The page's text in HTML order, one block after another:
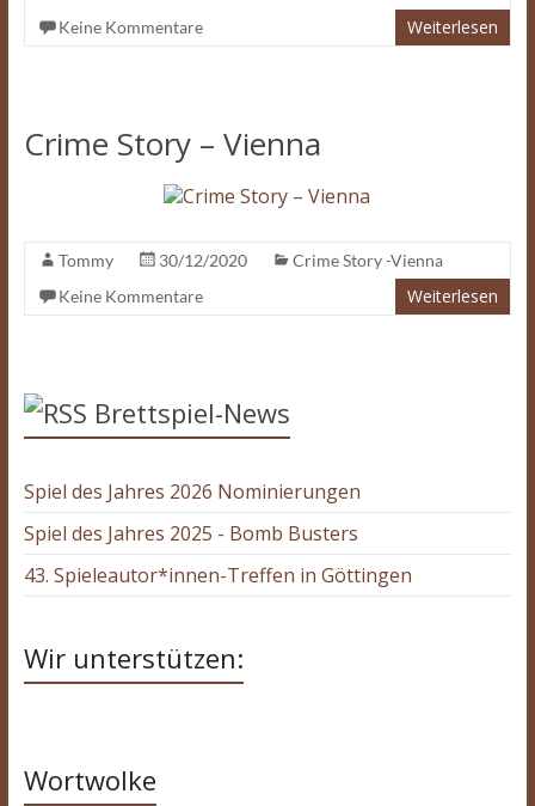
Keine Kommentare
Weiterlesen
Crime Story – Vienna
Tommy 30/12/2020
Crime Story -Vienna
Keine Kommentare
Weiterlesen
Brettspiel-News
Spiel des Jahres 2026 Nominierungen
Spiel des Jahres 2025 - Bomb Busters
43. Spieleautor*innen-Treffen in Göttingen
Wir unterstützen:
Wortwolke